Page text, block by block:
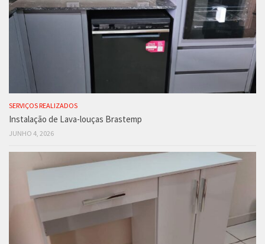
SERVIÇOS REALIZADOS
Instalação de Lava-louças Brastemp
JUNHO 4, 2026